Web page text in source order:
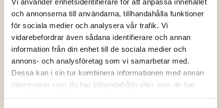
och annonserna till användarna, tillhandahålla funktioner
för sociala medier och analysera vår trafik. Vi
vidarebefordrar även sådana identifierare och annan
information från din enhet till de sociala medier och
annons- och analysföretag som vi samarbetar med.
Dessa kan i sin tur kombinera informationen med annan
information som du har tillhandahållit eller som de har
Logga in